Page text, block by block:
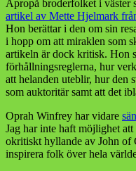
Apropå broderfolket i väster
artikel av Mette Hjelmark
Hon berättar i den om sin
i hopp om att miraklen som
artikeln är dock kritisk. Hon
förhållningsreglerna, hur
att helanden uteblir, hur den
som auktoritär samt att det
Oprah Winfrey har vidare
Jag har inte haft möjlighet
okritiskt hyllande av John of
inspirera folk över hela